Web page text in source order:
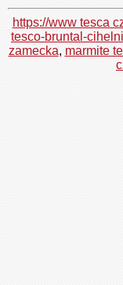
https://www tesca
tesco-bruntal-cihelni
zamecka, marmite